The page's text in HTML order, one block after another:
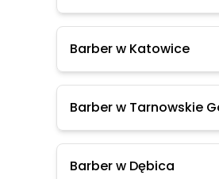
Barber w Katowice
Barber w Tarnowskie
Barber w Dębica